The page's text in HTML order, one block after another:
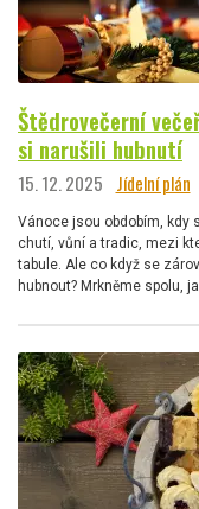
Štědrovečerní
si narušili hubnutí
15. 12. 2025 Jídelní plán
Vánoce jsou obdobím, kdy
chutí, vůní a tradic, mezi
tabule. Ale co když se
hubnout? Mrkněme spolu,